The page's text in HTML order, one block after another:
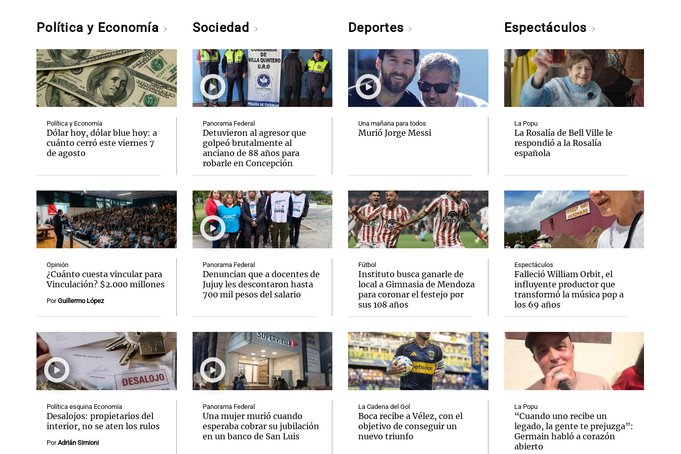
Política y Economía
Política y Economía
Dólar hoy, dólar blue hoy: a
cuánto cerró este viernes 7
de agosto
Opinión
¿Cuánto cuesta vincular para
Vinculación? $2.000 millones
PorGuillermo López
Política esquina Economía
Desalojos: propietarios del
interior, no se aten los rulos
PorAdrián Simioni
Sociedad
Panorama Federal
Detuvieron al agresor que
golpeó brutalmente al
anciano de 88 años para
robarle en Concepción
Panorama Federal
Denuncian que a docentes de
Jujuy les descontaron hasta
700 mil pesos del salario
Panorama Federal
Una mujer murió cuando
esperaba cobrar su jubilación
en un banco de San Luis
Deportes
Una mañana para todos
Murió Jorge Messi
Fútbol
Instituto busca ganarle de
local a Gimnasia de Mendoza
para coronar el festejo por
sus 108 años
La Cadena del Gol
Boca recibe a Vélez, con el
objetivo de conseguir un
nuevo triunfo
Espectáculos
La Popu
La Rosalía de Bell Ville le
respondió a la Rosalía
española
Espectáculos
Falleció William Orbit, el
influyente productor que
transformó la música pop a
los 69 años
La Popu
“Cuando uno recibe un
legado, la gente te prejuzga”:
Germain habló a corazón
abierto
Notas
El huracán de Arequito
Notas
Cadena 3 en Groenlandia
Notas